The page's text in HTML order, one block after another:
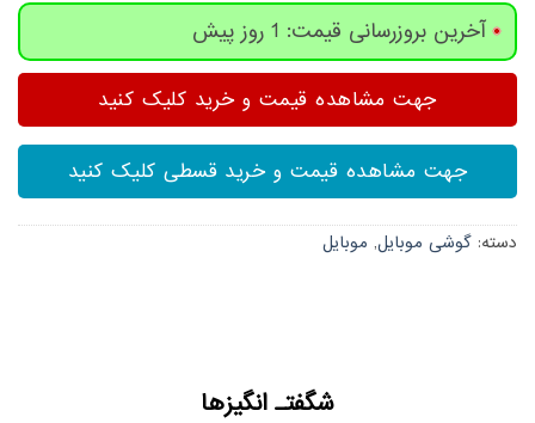
آخرین بروزرسانی قیمت: 1 روز پیش
جهت مشاهده قیمت و خرید کلیک کنید
جهت مشاهده قیمت و خرید قسطی کلیک کنید
دسته: گوشی موبایل, موبایل
شگفتـ انگیزها